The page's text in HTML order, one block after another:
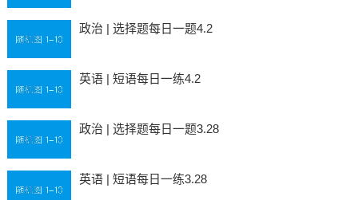
政治 | 选择题每日一题4.2
英语 | 短语每日一练4.2
政治 | 选择题每日一题3.28
英语 | 短语每日一练3.28